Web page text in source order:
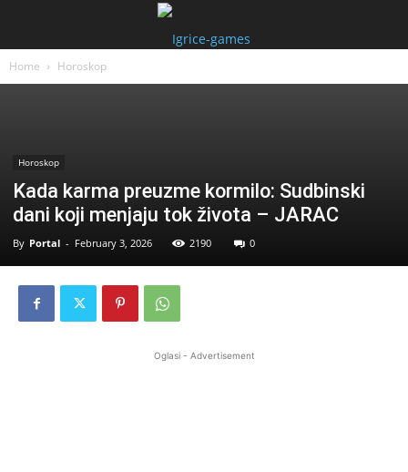
Home Horoskop
Horoskop
Kada karma preuzme kormilo: Sudbinski
dani koji menjaju tok života – JARAC
By Portal - February 3, 2026 2190 0
Oglasi - Advertisement